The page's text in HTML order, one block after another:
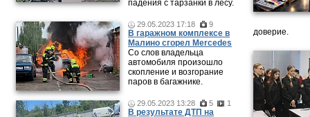
падения с тарзанки в лесу.
29.05.2023 17:18 9
В гаражном комплексе в
Малино сгорел Mercedes
Со слов владельца
автомобиля произошло
скопление и возгорание
паров в багажнике.
29.05.2023 13:28 5 1
В результате ДТП на
доверие.